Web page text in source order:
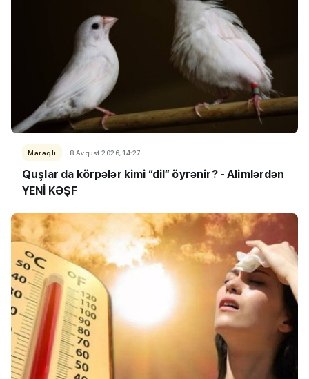
Maraqlı 8 Avqust 2026, 14:27
Quşlar da körpələr kimi “dil” öyrənir? - Alimlərdən
YENİ KƏŞF